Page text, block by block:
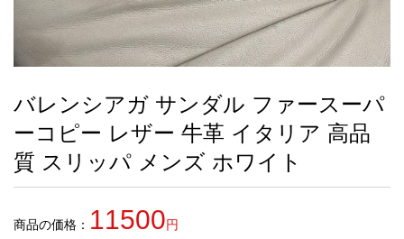
す
す
め
商
バレンシアガ サンダル ファースーパ
ーコピー レザー 牛革 イタリア 高品
質 スリッパ メンズ ホワイト
商品の価格： 11500円